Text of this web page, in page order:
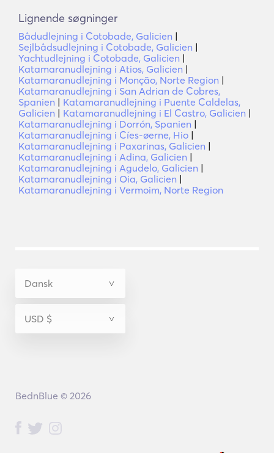
Lignende søgninger
Bådudlejning i Cotobade, Galicien |
Sejlbådsudlejning i Cotobade, Galicien |
Yachtudlejning i Cotobade, Galicien |
Katamaranudlejning i Atios, Galicien |
Katamaranudlejning i Monção, Norte Region |
Katamaranudlejning i San Adrian de Cobres,
Spanien | Katamaranudlejning i Puente Caldelas,
Galicien | Katamaranudlejning i El Castro, Galicien |
Katamaranudlejning i Dorrón, Spanien |
Katamaranudlejning i Cíes-øerne, Hio |
Katamaranudlejning i Paxarinas, Galicien |
Katamaranudlejning i Adina, Galicien |
Katamaranudlejning i Agudelo, Galicien |
Katamaranudlejning i Oia, Galicien |
Katamaranudlejning i Vermoim, Norte Region
BednBlue © 2026